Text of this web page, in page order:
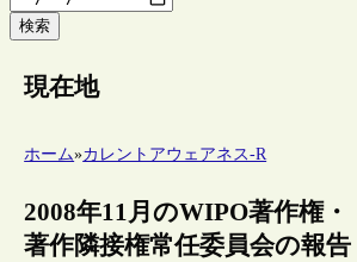
検索
現在地
ホーム»カレントアウェアネス-R
2008年11月のWIPO著作権・
著作隣接権常任委員会の報告